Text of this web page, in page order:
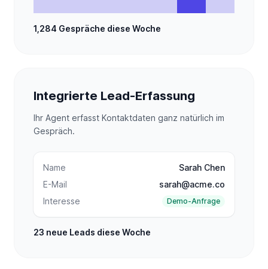
1,284 Gespräche diese Woche
Integrierte Lead-Erfassung
Ihr Agent erfasst Kontaktdaten ganz natürlich im
Gespräch.
Name
Sarah Chen
E-Mail
sarah@acme.co
Interesse
Demo-Anfrage
23 neue Leads diese Woche